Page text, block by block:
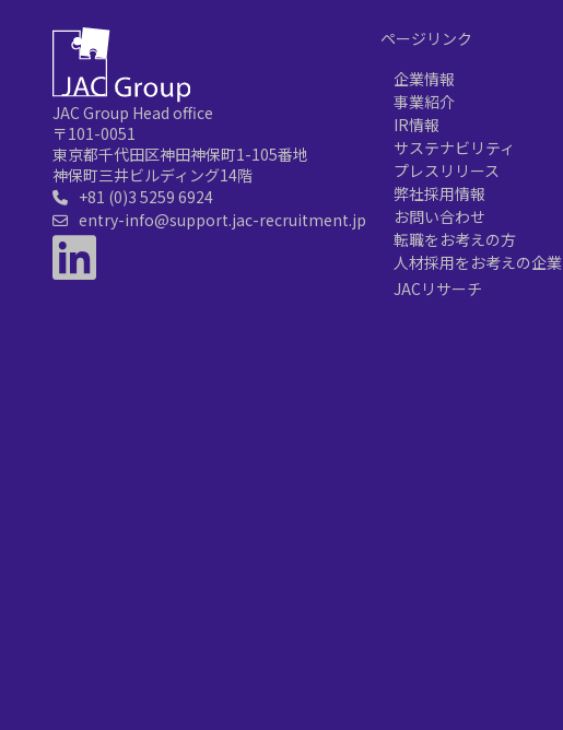
JAC Group Head office
〒101-0051
東京都千代田区神田神保町1-105番地
神保町三井ビルディング14階
+81 (0)3 5259 6924
entry-info@support.jac-recruitment.jp
ページリンク
企業情報
事業紹介
IR情報
サステナビリティ
プレスリリース
弊社採用情報
お問い合わせ
転職をお考えの方
人材採用をお考えの企
JACリサーチ